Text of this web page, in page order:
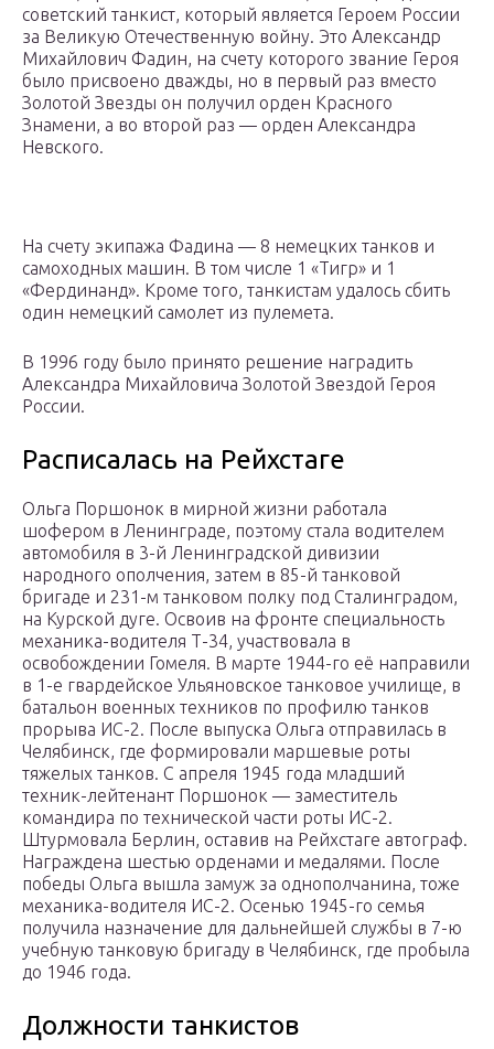
советский танкист, который является Героем России
за Великую Отечественную войну. Это Александр
Михайлович Фадин, на счету которого звание Героя
было присвоено дважды, но в первый раз вместо
Золотой Звезды он получил орден Красного
Знамени, а во второй раз — орден Александра
Невского.
На счету экипажа Фадина — 8 немецких танков и
самоходных машин. В том числе 1 «Тигр» и 1
«Фердинанд». Кроме того, танкистам удалось сбить
один немецкий самолет из пулемета.
В 1996 году было принято решение наградить
Александра Михайловича Золотой Звездой Героя
России.
Расписалась на Рейхстаге
Ольга Поршонок в мирной жизни работала
шофером в Ленинграде, поэтому стала водителем
автомобиля в 3-й Ленинградской дивизии
народного ополчения, затем в 85-й танковой
бригаде и 231-м танковом полку под Сталинградом,
на Курской дуге. Освоив на фронте специальность
механика-водителя Т-34, участвовала в
освобождении Гомеля. В марте 1944-го её направили
в 1-е гвардейское Ульяновское танковое училище, в
батальон военных техников по профилю танков
прорыва ИС-2. После выпуска Ольга отправилась в
Челябинск, где формировали маршевые роты
тяжелых танков. С апреля 1945 года младший
техник-лейтенант Поршонок — заместитель
командира по технической части роты ИС-2.
Штурмовала Берлин, оставив на Рейхстаге автограф.
Награждена шестью орденами и медалями. После
победы Ольга вышла замуж за однополчанина, тоже
механика-водителя ИС-2. Осенью 1945-го семья
получила назначение для дальнейшей службы в 7-ю
учебную танковую бригаду в Челябинск, где пробыла
до 1946 года.
Должности танкистов